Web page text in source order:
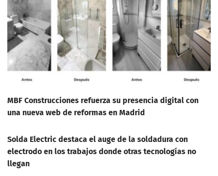
MBF Construcciones refuerza su presencia digital con
una nueva web de reformas en Madrid
Solda Electric destaca el auge de la soldadura con
electrodo en los trabajos donde otras tecnologías no
llegan